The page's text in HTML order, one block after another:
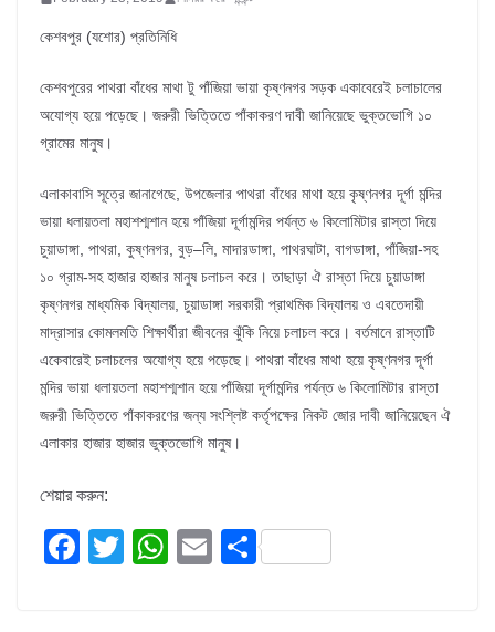
কেশবপুর (যশোর) প্রতিনিধি
কেশবপুরের পাথরা বাঁধের মাথা টু পাঁজিয়া ভায়া কৃষ্ণনগর সড়ক একাবেরেই চলাচালের
অযোগ্য হয়ে পড়েছে। জরুরী ভিত্তিতে পাঁকাকরণ দাবী জানিয়েছে ভুক্তভোগি ১০
গ্রামের মানুষ।
এলাকাবাসি সূত্রে জানাগেছে, উপজেলার পাথরা বাঁধের মাথা হয়ে কৃষ্ণনগর দূর্গা মন্দির
ভায়া ধলায়তলা মহাশশ্মশান হয়ে পাঁজিয়া দূর্গামন্দির পর্যন্ত ৬ কিলোমিটার রাস্তা দিয়ে
চুয়াডাঙ্গা, পাথরা, কুষ্ণনগর, বুড়–লি, মাদারডাঙ্গা, পাথরঘাটা, বাগডাঙ্গা, পাঁজিয়া-সহ
১০ গ্রাম-সহ হাজার হাজার মানুষ চলাচল করে। তাছাড়া ঐ রাস্তা দিয়ে চুয়াডাঙ্গা
কৃষ্ণনগর মাধ্যমিক বিদ্যালয়, চুয়াডাঙ্গা সরকারী প্রাথমিক বিদ্যালয় ও এবতেদায়ী
মাদ্রাসার কোমলমতি শিক্ষার্থীরা জীবনের ঝুঁকি নিয়ে চলাচল করে। বর্তমানে রাস্তাটি
একেবারেই চলাচলের অযোগ্য হয়ে পড়েছে। পাথরা বাঁধের মাথা হয়ে কৃষ্ণনগর দূর্গা
মন্দির ভায়া ধলায়তলা মহাশশ্মশান হয়ে পাঁজিয়া দূর্গামন্দির পর্যন্ত ৬ কিলোমিটার রাস্তা
জরুরী ভিত্তিতে পাঁকাকরণের জন্য সংশ্লিষ্ট কর্তৃপক্ষের নিকট জোর দাবী জানিয়েছেন ঐ
এলাকার হাজার হাজার ভুক্তভোগি মানুষ।
শেয়ার করুন:
F
T
W
E S